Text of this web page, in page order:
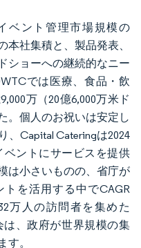
ベント管理市場規模の
本社集積と、製品発表、
ショーへの継続的なニー
では医療、食品・飲
万（20億6,000万米ド
。個人のお祝いは安定し
、Capital Cateringは2024
ベントにサービスを提供
は小さいものの、省庁が
を活用する中でCAGR
万人の訪問者を集めた
、政府が世界規模の集
す。